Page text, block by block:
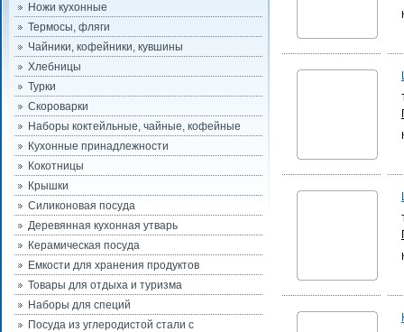
Ножи кухонные
Термосы, фляги
Чайники, кофейники, кувшины
Хлебницы
Турки
Скороварки
Наборы коктейльные, чайные, кофейные
Кухонные принадлежности
Кокотницы
Крышки
Силиконовая посуда
Деревянная кухонная утварь
Керамическая посуда
Емкости для хранения продуктов
Товары для отдыха и туризма
Наборы для специй
Посуда из углеродистой стали с